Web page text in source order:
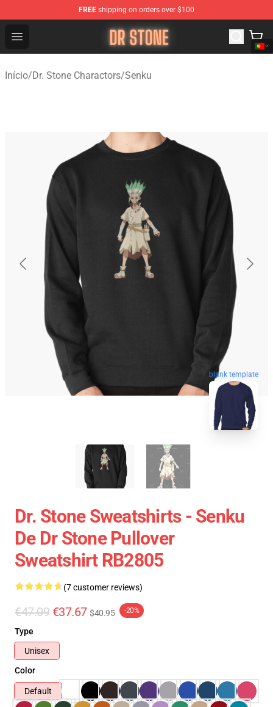
FREE shipping on orders over $100
Open menu
Dr Stone Store - Official Dr Stone Merchandise Shop
Início/Dr. Stone Charactors/Senku
blank template
Dr. Stone Sweatshirts - Senku
De Dr Stone Pullover
Sweatshirt RB2805
(7 customer reviews)
€47.09 €37.67 $40.95 -20%
Type
Unisex
Color
Default